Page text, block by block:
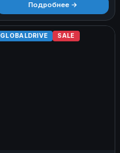
Подробнее →
GLOBALDRIVE SALE